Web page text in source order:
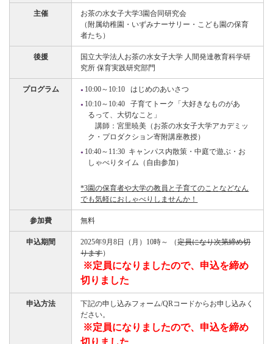
主催
お茶の水女子大学3園合同研究会
（附属幼稚園・いずみナーサリー・こども園の保育
者たち）
後援
国立大学法人お茶の水女子大学 人間発達教育科学研
究所 保育実践研究部門
プログラム
10:00～10:10 はじめのあいさつ
10:10～10:40 子育てトーク「大好きなものがあ
るって、大切なこと」
講師：宮里暁美（お茶の水女子大学アカデミッ
ク・プロダクション寄附講座教授）
10:40～11:30 キャンパス内散策・中庭で遊ぶ・お
しゃべりタイム（自由参加）
*3園の保育者や大学の教員と子育てのことなどなん
でも気軽におしゃべりしませんか！
参加費 無料
申込期間 2025年9月8日（月）10時～ （定員になり次第締め切
ります）
※定員になりましたので、申込を締め
切りました
申込方法
下記の申し込みフォーム/QRコードからお申し込みく
ださい。
※定員になりましたので、申込を締め
切りました